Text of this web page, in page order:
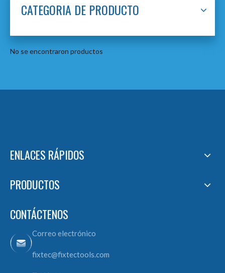
CATEGORIA DE PRODUCTO
No se encontraron productos
ENLACES RÁPIDOS
PRODUCTOS
CONTÁCTENOS
Correo electrónico
fixtec@fixtectools.com